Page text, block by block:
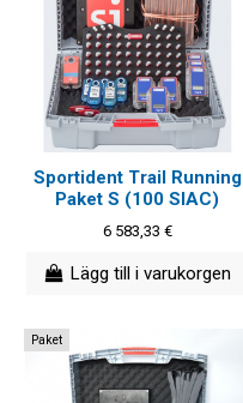
Sportident Trail Running
Paket S (100 SIAC)
6 583,33 €
Lägg till i varukorgen
Paket